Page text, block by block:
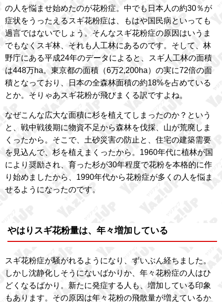
の人を悩ませ始めたのが花粉症。中でも日本人の約30％が
症状をうったえるスギ花粉症は、もはや国民病といっても
過言ではないでしょう。そんなスギ花粉症の原因はいうま
でもなくスギ林、それも人工林にあるのです。そして、林
野庁にある平成24年のデータによると、スギ人工林の面積
は448万ha。東京都の面積（6万2,200ha）の実に72倍の面
積となっており、日本の全森林面積の約18%を占めている
とか。そりゃあスギ花粉が飛びまくる訳ですよね。
なぜこんな広大な面積に杉を植えてしまったのか？という
と、戦中戦後期に物資不足から森林を伐採、山が荒廃しま
くったから。そこで、土砂災害の防止と、住宅の建築需要
を見込んで、杉を植えまくったから。1960年代に植林が国
により奨励され、育った杉が30年程度で花粉を本格的に作
り始めましたから、1990年代から花粉症が多くの人を悩ま
せるようになったのです。
やはりスギ花粉量は、年々増加している
スギ花粉症が騒がれるようになり、ずいぶん経ちました。
しかし沈静化しそうにないばかりか、年々花粉症の人はひ
どくなるばかり。新たに発症する人も、増加している印象
もあります。その原因は年々花粉の飛散量が増えているか